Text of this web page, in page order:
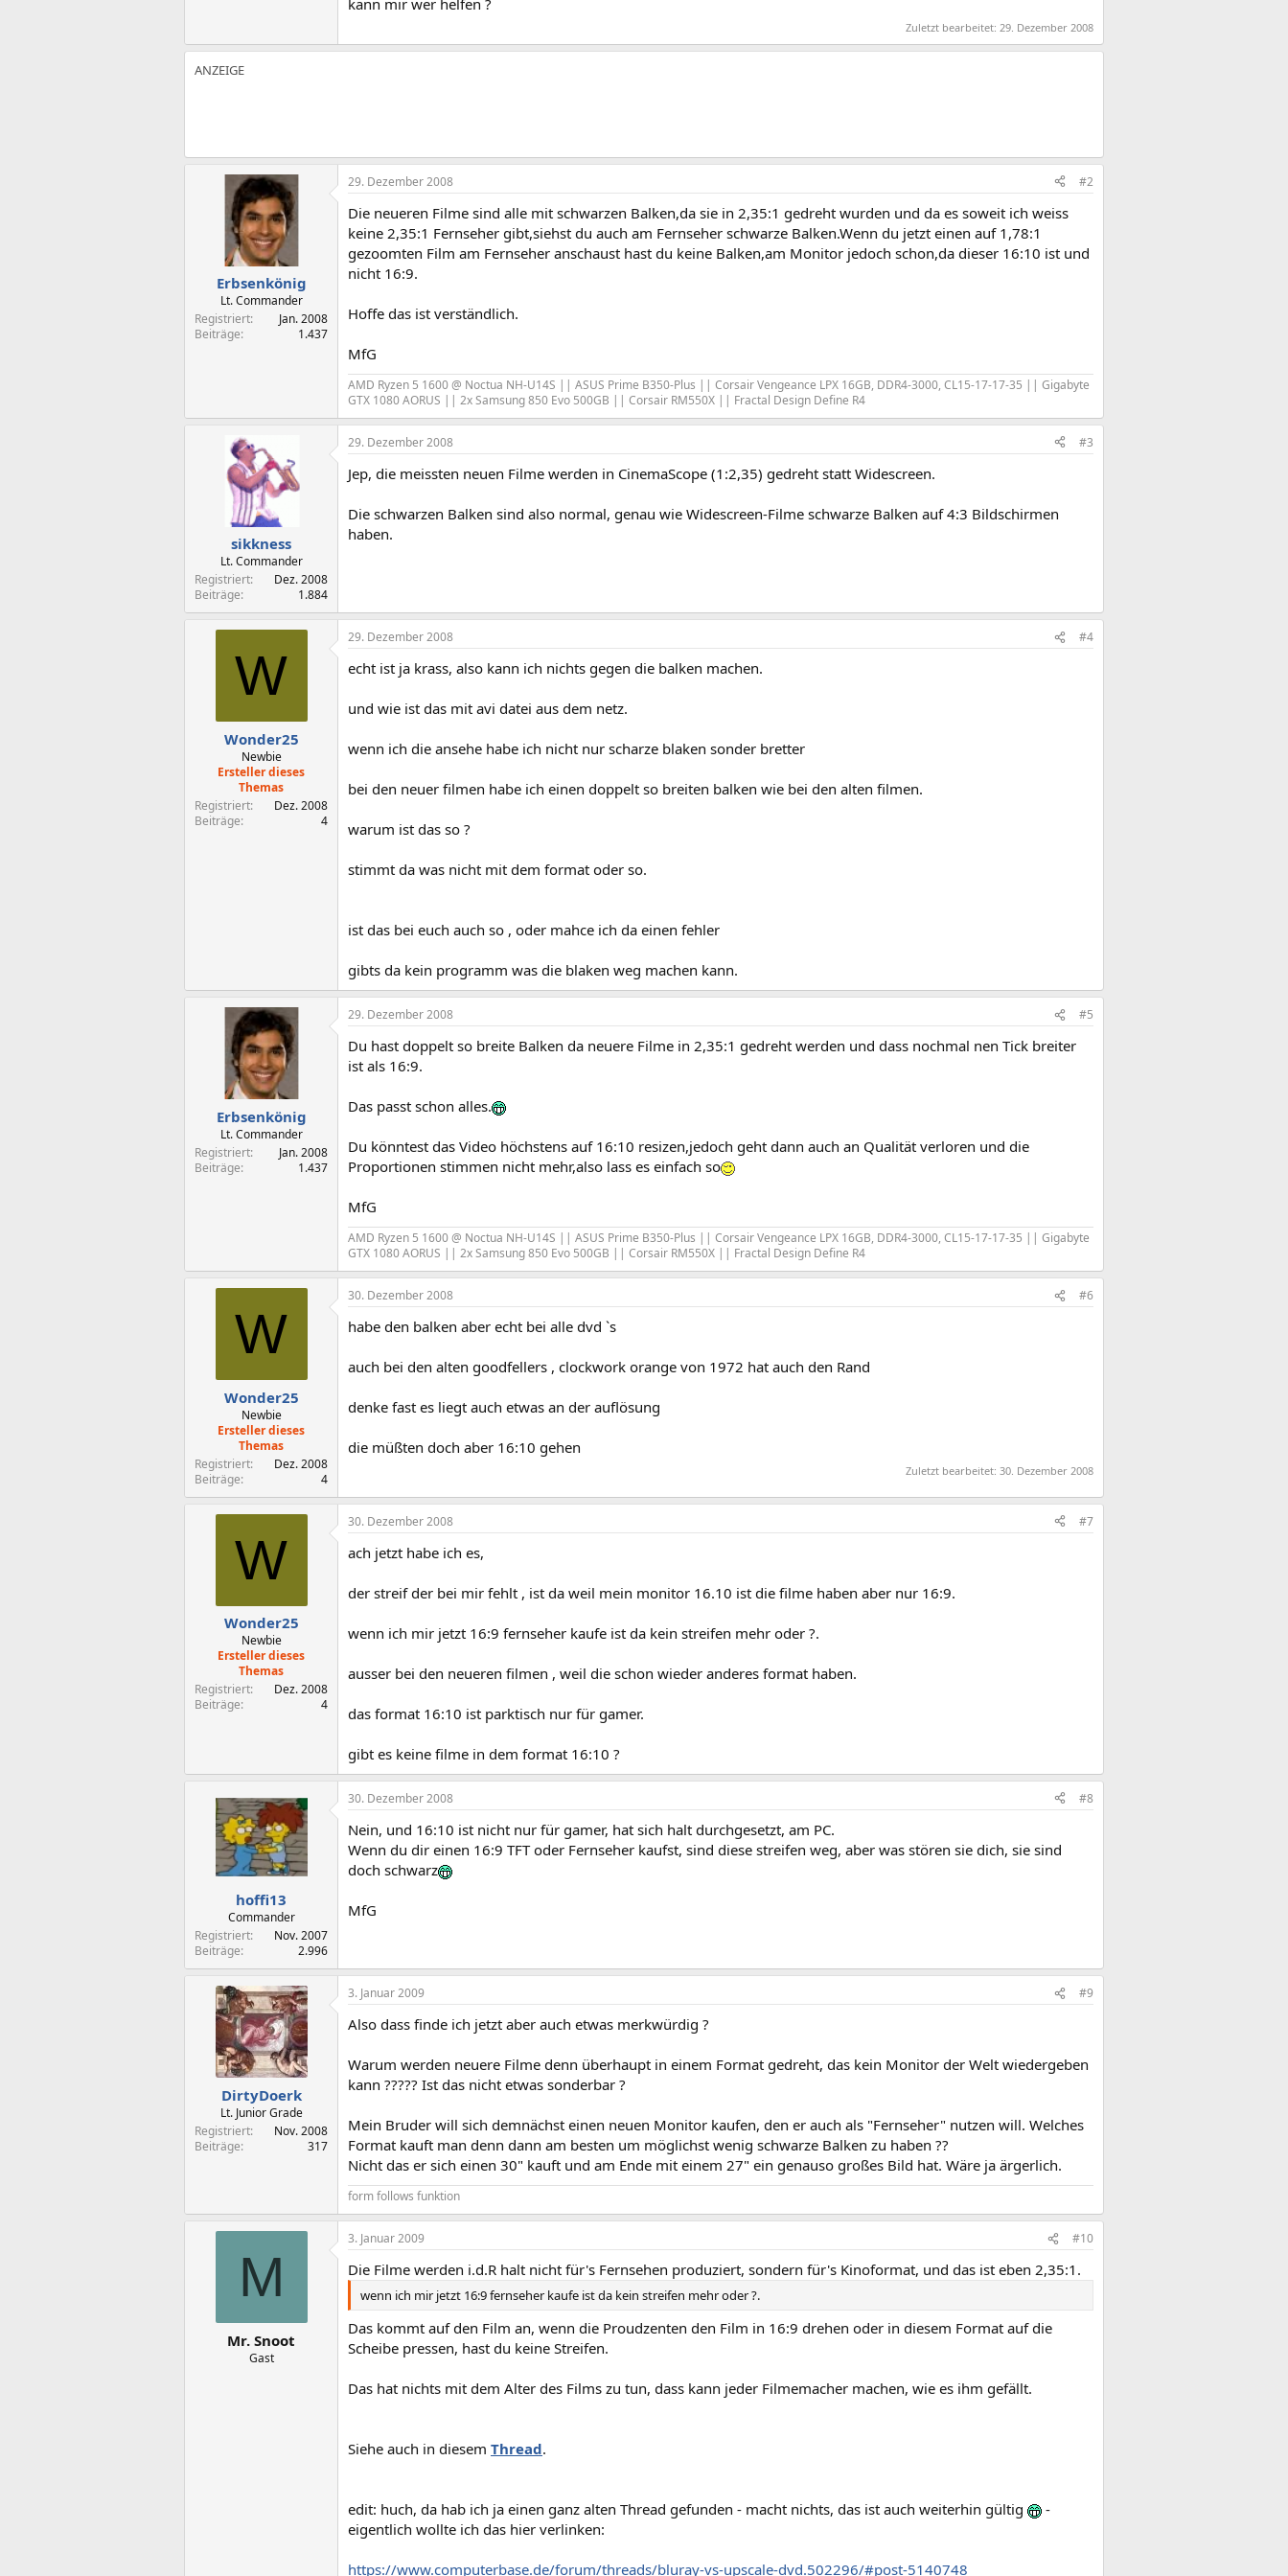
kann mir wer helfen ?
Zuletzt bearbeitet: 29. Dezember 2008
Erbsenkönig
Lt. Commander
Registriert
Jan. 2008
Beiträge
1.437
29. Dezember 2008 #2
Die neueren Filme sind alle mit schwarzen Balken,da sie in 2,35:1 gedreht wurden und da es soweit ich weiss
keine 2,35:1 Fernseher gibt,siehst du auch am Fernseher schwarze Balken.Wenn du jetzt einen auf 1,78:1
gezoomten Film am Fernseher anschaust hast du keine Balken,am Monitor jedoch schon,da dieser 16:10 ist und
nicht 16:9.
Hoffe das ist verständlich.
MfG
AMD Ryzen 5 1600 @ Noctua NH-U14S || ASUS Prime B350-Plus || Corsair Vengeance LPX 16GB, DDR4-3000, CL15-17-17-35 || Gigabyte
GTX 1080 AORUS || 2x Samsung 850 Evo 500GB || Corsair RM550X || Fractal Design Define R4
sikkness
Lt. Commander
Registriert
Dez. 2008
Beiträge
1.884
29. Dezember 2008 #3
Jep, die meissten neuen Filme werden in CinemaScope (1:2,35) gedreht statt Widescreen.
Die schwarzen Balken sind also normal, genau wie Widescreen-Filme schwarze Balken auf 4:3 Bildschirmen
haben.
W
Wonder25
Newbie
Ersteller dieses
Themas
Registriert
Dez. 2008
Beiträge
4
29. Dezember 2008 #4
echt ist ja krass, also kann ich nichts gegen die balken machen.
und wie ist das mit avi datei aus dem netz.
wenn ich die ansehe habe ich nicht nur scharze blaken sonder bretter
bei den neuer filmen habe ich einen doppelt so breiten balken wie bei den alten filmen.
warum ist das so ?
stimmt da was nicht mit dem format oder so.
ist das bei euch auch so , oder mahce ich da einen fehler
gibts da kein programm was die blaken weg machen kann.
Erbsenkönig
Lt. Commander
Registriert
Jan. 2008
Beiträge
1.437
29. Dezember 2008 #5
Du hast doppelt so breite Balken da neuere Filme in 2,35:1 gedreht werden und dass nochmal nen Tick breiter
ist als 16:9.
Das passt schon alles.
Du könntest das Video höchstens auf 16:10 resizen,jedoch geht dann auch an Qualität verloren und die
Proportionen stimmen nicht mehr,also lass es einfach so
MfG
AMD Ryzen 5 1600 @ Noctua NH-U14S || ASUS Prime B350-Plus || Corsair Vengeance LPX 16GB, DDR4-3000, CL15-17-17-35 || Gigabyte
GTX 1080 AORUS || 2x Samsung 850 Evo 500GB || Corsair RM550X || Fractal Design Define R4
W
Wonder25
Newbie
Ersteller dieses
Themas
Registriert
Dez. 2008
Beiträge
4
30. Dezember 2008 #6
habe den balken aber echt bei alle dvd `s
auch bei den alten goodfellers , clockwork orange von 1972 hat auch den Rand
denke fast es liegt auch etwas an der auflösung
die müßten doch aber 16:10 gehen
Zuletzt bearbeitet: 30. Dezember 2008
W
Wonder25
Newbie
Ersteller dieses
Themas
Registriert
Dez. 2008
Beiträge
4
30. Dezember 2008 #7
ach jetzt habe ich es,
der streif der bei mir fehlt , ist da weil mein monitor 16.10 ist die filme haben aber nur 16:9.
wenn ich mir jetzt 16:9 fernseher kaufe ist da kein streifen mehr oder ?.
ausser bei den neueren filmen , weil die schon wieder anderes format haben.
das format 16:10 ist parktisch nur für gamer.
gibt es keine filme in dem format 16:10 ?
hoffi13
Commander
Registriert
Nov. 2007
Beiträge
2.996
30. Dezember 2008 #8
Nein, und 16:10 ist nicht nur für gamer, hat sich halt durchgesetzt, am PC.
Wenn du dir einen 16:9 TFT oder Fernseher kaufst, sind diese streifen weg, aber was stören sie dich, sie sind
doch schwarz
MfG
DirtyDoerk
Lt. Junior Grade
Registriert
Nov. 2008
Beiträge
317
3. Januar 2009 #9
Also dass finde ich jetzt aber auch etwas merkwürdig ?
Warum werden neuere Filme denn überhaupt in einem Format gedreht, das kein Monitor der Welt wiedergeben
kann ????? Ist das nicht etwas sonderbar ?
Mein Bruder will sich demnächst einen neuen Monitor kaufen, den er auch als "Fernseher" nutzen will. Welches
Format kauft man denn dann am besten um möglichst wenig schwarze Balken zu haben ??
Nicht das er sich einen 30" kauft und am Ende mit einem 27" ein genauso großes Bild hat. Wäre ja ärgerlich.
form follows funktion
M
Mr. Snoot
Gast
3. Januar 2009 #10
Die Filme werden i.d.R halt nicht für's Fernsehen produziert, sondern für's Kinoformat, und das ist eben 2,35:1.
wenn ich mir jetzt 16:9 fernseher kaufe ist da kein streifen mehr oder ?.
Das kommt auf den Film an, wenn die Proudzenten den Film in 16:9 drehen oder in diesem Format auf die
Scheibe pressen, hast du keine Streifen.
Das hat nichts mit dem Alter des Films zu tun, dass kann jeder Filmemacher machen, wie es ihm gefällt.
Siehe auch in diesem Thread.
edit: huch, da hab ich ja einen ganz alten Thread gefunden - macht nichts, das ist auch weiterhin gültig
-
eigentlich wollte ich das hier verlinken:
https://www.computerbase.de/forum/threads/bluray-vs-upscale-dvd.502296/#post-5140748